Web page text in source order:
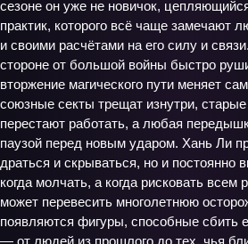
сезоне он уже не новичок,
практик, которого всё чаще замечают
и своими расчётами на его силу и
стороне от большой войны быстро
вторжение магического пути меняет
союзные секты трещат изнутри, старые
перестают работать, а любая
паузой перед новым ударом. Хань Ли
драться и скрываться, но и постоянно
когда молчать, а когда рисковать всем
может перевесить многолетнюю
появляются фигуры, способные сбить
— от людей из прошлого до тех, чья